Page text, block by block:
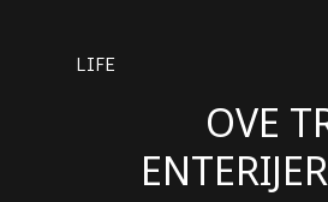
LIFE
OVE